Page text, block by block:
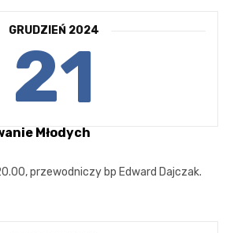
GRUDZIEŃ 2024
21
Młodych
przewodniczy bp Edward Dajczak.